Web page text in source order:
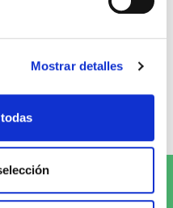
Mostrar detalles
y¡entérate